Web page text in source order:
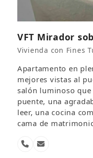
VFT Mirador
Vivienda con Fines
Apartamento en
mejores vistas al
salón luminoso
puente, una
leer, una cocina
cama de
NúmeroCorreo